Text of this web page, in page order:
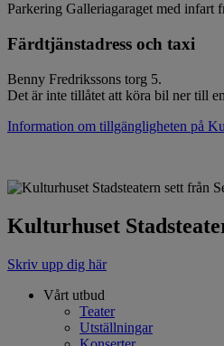
Parkering Galleriagaraget med infart
Färdtjänstadress och taxi
Benny Fredrikssons torg 5.
Det är inte tillåtet att köra bil ner till
Information om tillgängligheten på
Kulturhuset
Skriv upp dig här
Vårt utbud
Teater
Utställningar